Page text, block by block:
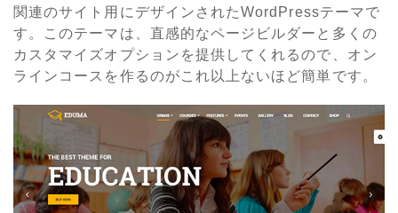
関連のサイト用にデザインされたWordPressテーマで
す。このテーマは、直感的なページビルダーと多くの
カスタマイズオプションを提供してくれるので、オン
ラインコースを作るのがこれ以上ないほど簡単です。